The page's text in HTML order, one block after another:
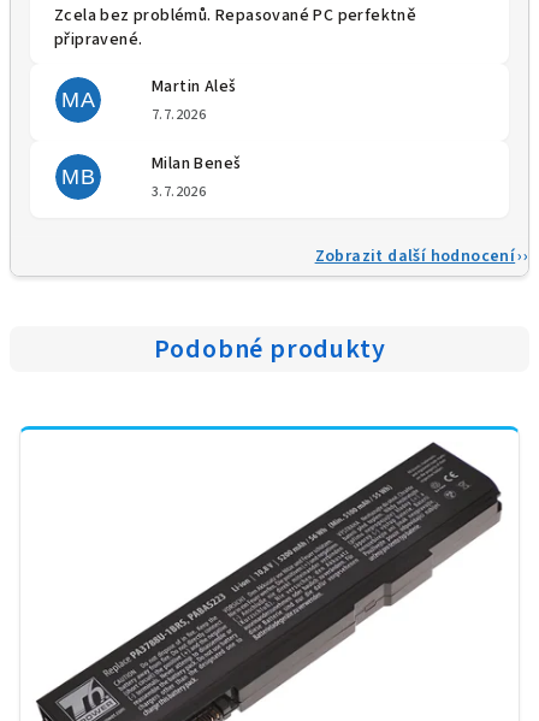
Zcela bez problémů. Repasované PC perfektně
připravené.
MA
Martin Aleš
7.7.2026
MB
Milan Beneš
3.7.2026
Zobrazit další hodnocení
Podobné produkty